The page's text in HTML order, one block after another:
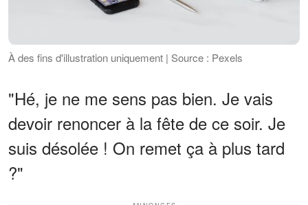
À des fins d'illustration uniquement | Source : Pexels
"Hé, je ne me sens pas bien. Je vais
devoir renoncer à la fête de ce soir. Je
suis désolée ! On remet ça à plus tard
?"